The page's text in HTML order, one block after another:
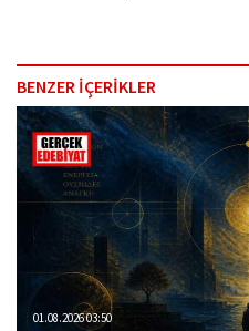
BENZER İÇERİKLER
01.08.2026 03:50